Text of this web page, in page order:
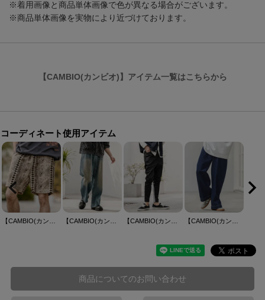
※着用画像と商品単体画像で色が異なる場合がございます。
※商品単体画像を実物により近づけております。
【CAMBIO(カンビオ)】アイテム一覧はこちらから
コーディネート使用アイテム
商品についてのお問い合わせ